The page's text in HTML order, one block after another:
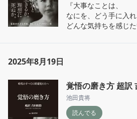
★日本疲労学会によ
「過度の肉体的およ
アスリートのような
けない仕事や家事が
それぞれ果たさなけ
す。』
『大事なことは、
なにを、どう手に入れ
どんな気持ちを感じ
り窺って行動してき
る、人に止められた
決めたことはあっただ
どんな気持ちを感じ
2025年8月19日
覚悟の磨き方 超訳
池田貴将
読んでる